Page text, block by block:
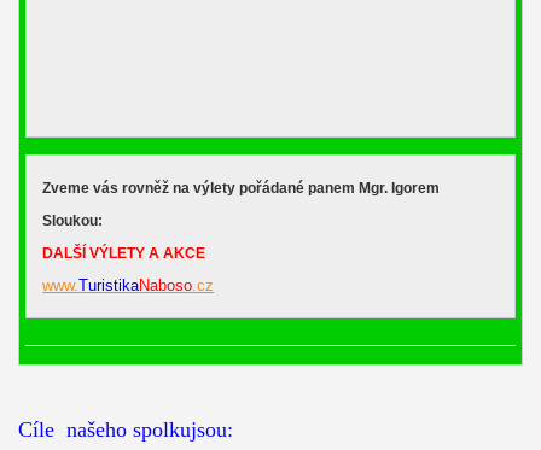
Zveme vás rovněž na výlety pořádané panem Mgr. Igorem
Sloukou:
DALŠÍ VÝLETY A AKCE
www.TuristikaNaboso .cz
Cíle našeho spolkujsou: